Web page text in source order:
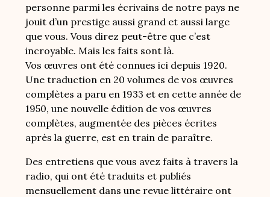
personne parmi les écrivains de notre pays ne
jouit d’un prestige aussi grand et aussi large
que vous. Vous direz peut-être que c’est
incroyable. Mais les faits sont là.
Vos œuvres ont été connues ici depuis 1920.
Une traduction en 20 volumes de vos œuvres
complètes a paru en 1933 et en cette année de
1950, une nouvelle édition de vos œuvres
complètes, augmentée des pièces écrites
après la guerre, est en train de paraître.
Des entretiens que vous avez faits à travers la
radio, qui ont été traduits et publiés
mensuellement dans une revue littéraire ont